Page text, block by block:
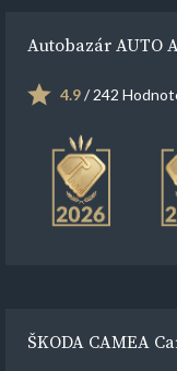
Autobazár AUTO
4.9/ 242
ŠKODA CAMEA